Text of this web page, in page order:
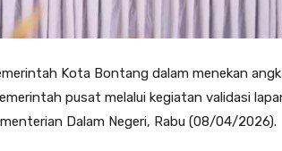
Kota Bontang dalam menekan
pusat melalui kegiatan validasi
Dalam Negeri, Rabu (08/04/2026).